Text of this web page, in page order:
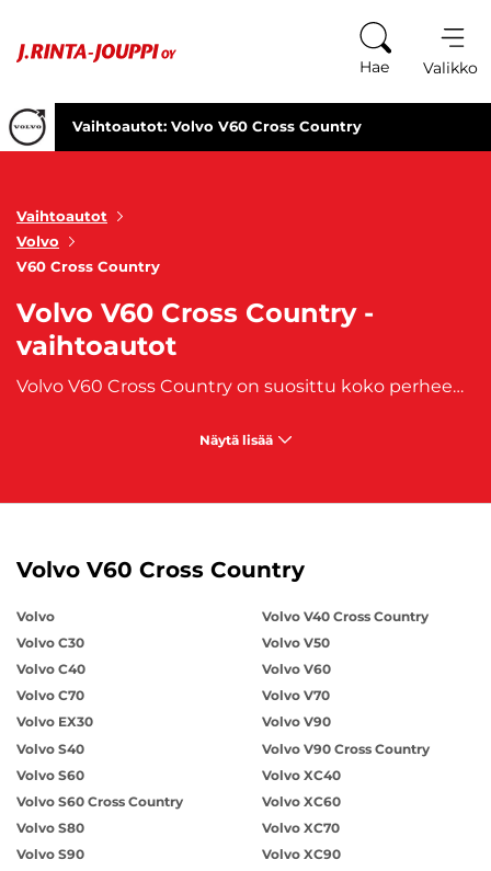
Hae Valikko
Vaihtoautot: Volvo V60 Cross Country
Vaihtoautot
Volvo
V60 Cross Country
Volvo V60 Cross Country -
vaihtoautot
Volvo V60 Cross Country on suosittu koko perheen auto korotetulla maavaralla. Tilava ja turvallinen henkilöauto on sisarmalli
Näytä lisää
Volvo V60 Cross Country
Volvo
Volvo C30
Volvo C40
Volvo C70
Volvo EX30
Volvo S40
Volvo S60
Volvo S60 Cross Country
Volvo S80
Volvo S90
Volvo V40 Cross Country
Volvo V50
Volvo V60
Volvo V70
Volvo V90
Volvo V90 Cross Country
Volvo XC40
Volvo XC60
Volvo XC70
Volvo XC90